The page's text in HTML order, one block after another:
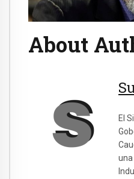
About
El
una